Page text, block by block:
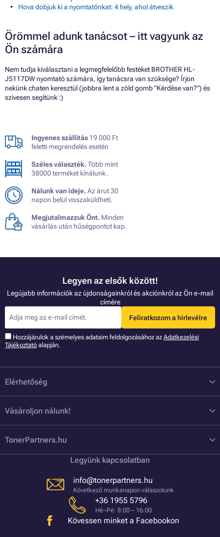
Hova dobjuk ki a nyomtatónkat: 4 hely, ahol átveszik
Örömmel adunk tanácsot – itt vagyunk az
Ön számára
Nem tudja kiválasztani a legmegfelelőbb festéket BROTHER HL-
J5117DW nyomtató számára, így tanácsra van szüksége? Írjon
nekünk chaten keresztül (jobbra lent a zöld gomb "Kérdése van?") és
szívesen segítünk :)
Ingyenes szállítás 19 000 Ft
feletti megrendelés esetén
Széles választék.Több mint
38000 terméket kínálunk.
Nálunk van ideje.Az árut 30
napon belül visszaküldheti.
Megjutalmazzuk Önt. Minden
vásárlás után hűségpontot kap.
Legyen az elsők között!
Legújabb információk az újdonságainkról és akciónkról az Ön e-mail
címére
Feliratkozom a hírlevélre
Hozzájárulok a szémelyes adataim feldolgozásához az Adatkezelési
Tájékoztató alapján.
Elérhetőség
Vásároljon nálunk!
TonerPartners.hu
Legyünk kapcsolatban
info@tonerpartners.hu
Következő munkanapon válaszolunk
+36 1955 5796
Hé–Pé: 8:00 – 16:00
Kövessen minket a Facebookon